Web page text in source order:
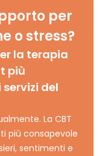
per
o stress?
la terapia
più
del
La CBT
più consapevole
sentimenti e